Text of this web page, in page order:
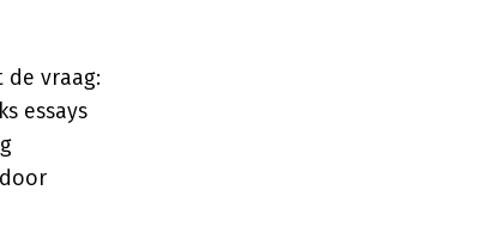
de vraag:
essays